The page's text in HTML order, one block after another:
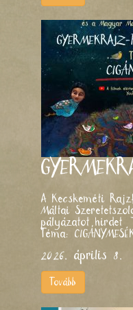
A Kecskeméti
Máltai
pályázatot hirdet
Téma:
2026. április 8.
Tovább